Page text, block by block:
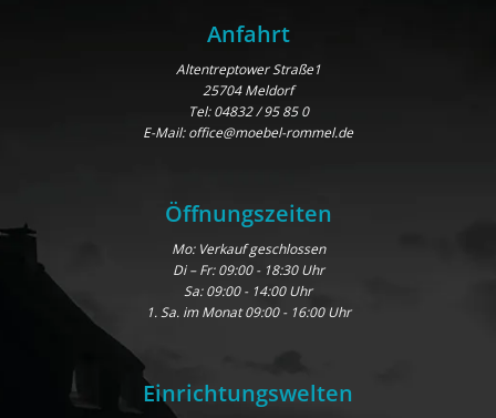
Anfahrt
Altentreptower Straße1
25704 Meldorf
Tel:04832 / 95 85 0
E-Mail:office@moebel-rommel.de
Öffnungszeiten
Mo: Verkauf geschlossen
Di – Fr: 09:00 - 18:30 Uhr
Sa: 09:00 - 14:00 Uhr
1. Sa. im Monat 09:00 - 16:00 Uhr
Einrichtungswelten